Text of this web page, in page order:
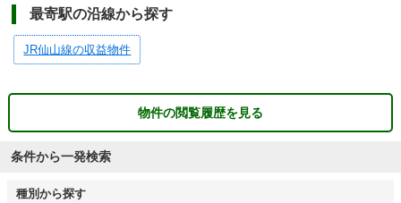
最寄駅の沿線から探す
JR仙山線の収益物件
物件の閲覧履歴を見る
条件から一発検索
種別から探す